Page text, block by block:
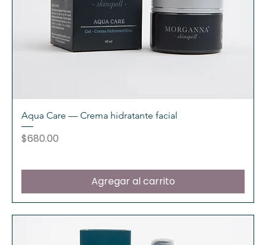
Aqua Care — Crema hidratante facial
Precio
$680.00
Agregar al carrito